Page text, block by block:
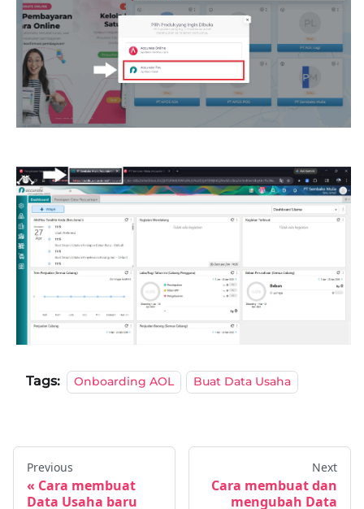
Tags: Onboarding AOL Buat Data Usaha
Previous
Cara membuat
Data Usaha baru
Next
Cara membuat dan
mengubah Data